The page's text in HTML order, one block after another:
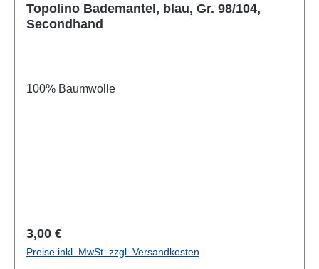
Topolino Bademantel, blau, Gr. 98/104,
Secondhand
100% Baumwolle
Regulärer Preis:
3,00 €
Preise inkl. MwSt. zzgl. Versandkosten